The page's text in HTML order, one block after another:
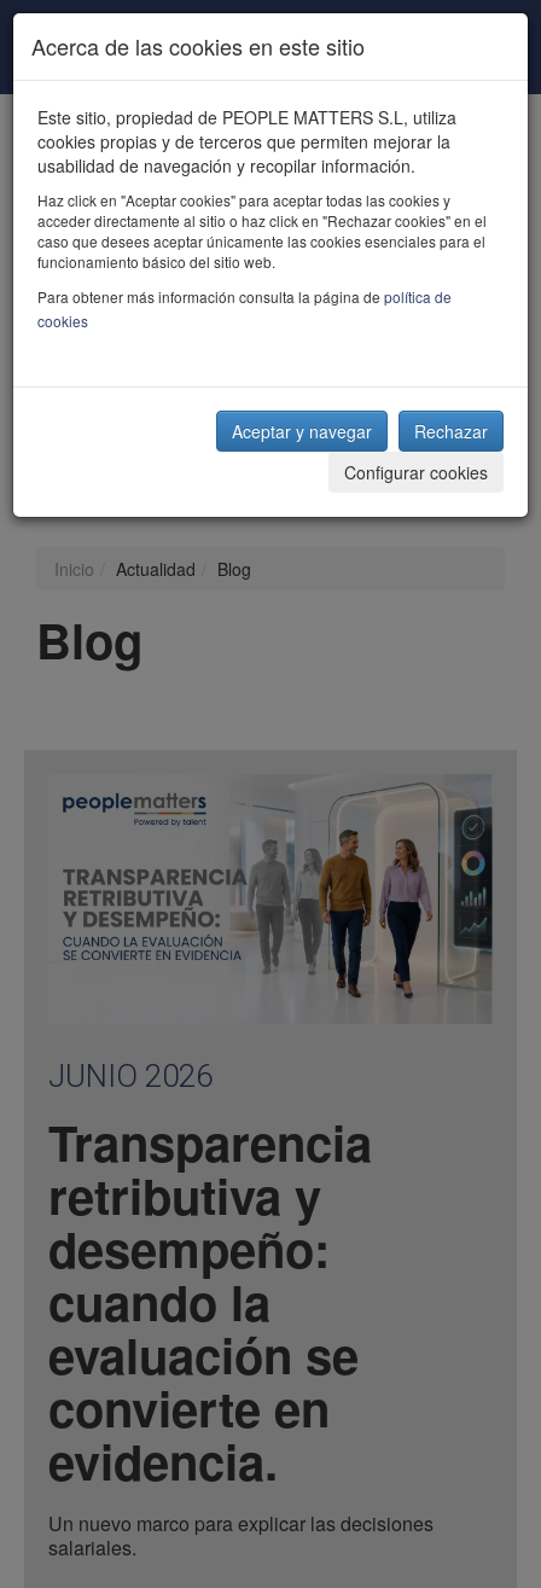
Pasar al contenido principal
powered by talent
Inicio Actualidad Blog
Blog
JUNIO 2026
Transparencia
retributiva y
desempeño:
cuando la
evaluación se
convierte en
evidencia.
Un nuevo marco para explicar las decisiones
salariales.
Acerca de las cookies en este sitio
Este sitio, propiedad de PEOPLE MATTERS S.L, utiliza
cookies propias y de terceros que permiten mejorar la
usabilidad de navegación y recopilar información.
Haz click en "Aceptar cookies" para aceptar todas las cookies y
acceder directamente al sitio o haz click en "Rechazar cookies" en el
caso que desees aceptar únicamente las cookies esenciales para el
funcionamiento básico del sitio web.
Para obtener más información consulta la página de política de
cookies
Aceptar y navegar
Rechazar
Configurar cookies